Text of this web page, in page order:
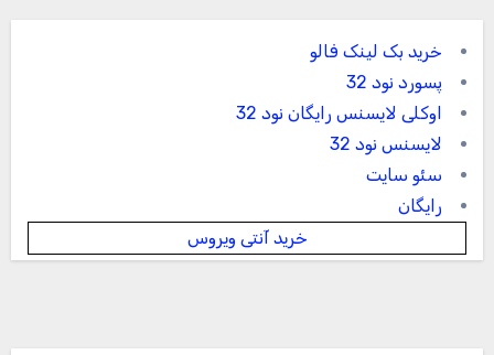
خرید بک لینک فالو
پسورد نود 32
اوکلی لایسنس رایگان نود 32
لایسنس نود 32
سئو سایت
رایگان
خرید آنتی ویروس